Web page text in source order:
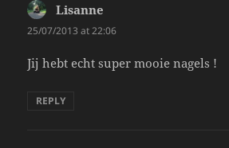
Lisanne
25/07/2013 at 22:06
Jij hebt echt super mooie nagels !
REPLY